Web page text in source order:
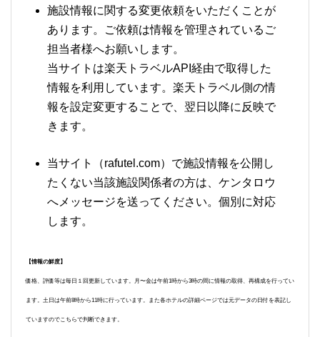
施設情報に関する変更依頼をいただくことが
あります。ご依頼は情報を管理されているご
担当者様へお願いします。
当サイトは楽天トラベルAPI経由で取得した
情報を利用しています。楽天トラベル側の情
報を設定変更することで、翌日以降に反映で
きます。
当サイト（rafutel.com）で施設情報を公開し
たくない当該施設関係者の方は、ケンタロウ
へメッセージを送ってください。個別に対応
します。
【情報の鮮度】
価格、評価等は毎日１回更新しています。月〜金は午前1時から3時の間に情報の取得、再構成を行ってい
ます。土日は午前8時から11時に行っています。また各ホテルの詳細ページでは元データの日付を表記し
ていますのでこちらで判断できます。